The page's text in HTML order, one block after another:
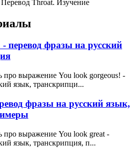
перевод фразы на русский
про выражение You look gorgeous! -
язык, транскрипци...
фразы на русский язык,
про выражение You look great -
язык, транскрипция, п...